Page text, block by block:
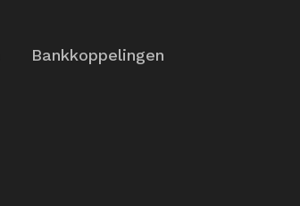
Bankkoppelingen